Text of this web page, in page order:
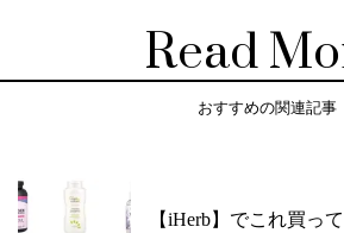
Read
おすすめの関連記事
【iHerb】でこれ買っ